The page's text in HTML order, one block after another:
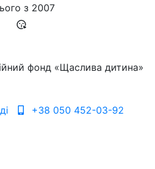
з 2007
фонд «Щаслива дитина»
+38 050 452-03-92